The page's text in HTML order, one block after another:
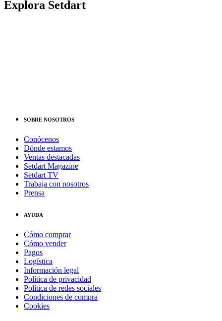
Explora Setdart
SOBRE NOSOTROS
Conócenos
Dónde estamos
Ventas destacadas
Setdart Magazine
Setdart TV
Trabaja con nosotros
Prensa
AYUDA
Cómo comprar
Cómo vender
Pagos
Logística
Información legal
Política de privacidad
Política de redes sociales
Condiciones de compra
Cookies